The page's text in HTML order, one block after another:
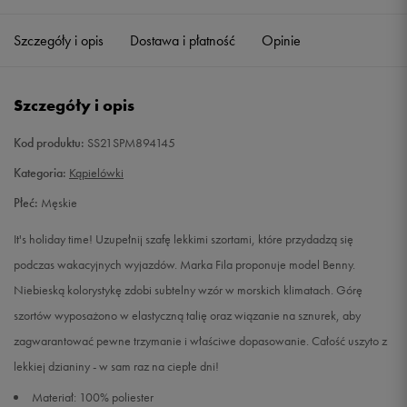
M Powiadom o dostępności
XXL Powiadom o dostępności
Szczegóły i opis Dostawa i płatność Opinie
Szczegóły i opis
Kod produktu: SS21SPM894145
Kategoria: Kąpielówki
Płeć: Męskie
It's holiday time! Uzupełnij szafę lekkimi szortami, które przydadzą się
podczas wakacyjnych wyjazdów. Marka Fila proponuje model Benny.
Niebieską kolorystykę zdobi subtelny wzór w morskich klimatach. Górę
szortów wyposażono w elastyczną talię oraz wiązanie na sznurek, aby
zagwarantować pewne trzymanie i właściwe dopasowanie. Całość uszyto z
lekkiej dzianiny - w sam raz na ciepłe dni!
Materiał: 100% poliester